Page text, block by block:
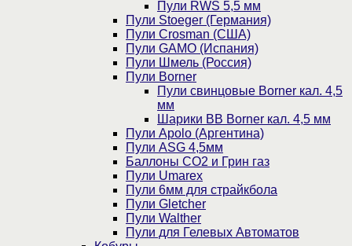
Пули RWS 5,5 мм
Пули Stoeger (Германия)
Пули Crosman (США)
Пули GAMO (Испания)
Пули Шмель (Россия)
Пули Borner
Пули свинцовые Borner кал. 4,5
мм
Шарики BB Borner кал. 4,5 мм
Пули Apolo (Аргентина)
Пули ASG 4,5мм
Баллоны CO2 и Грин газ
Пули Umarex
Пули 6мм для страйкбола
Пули Gletcher
Пули Walther
Пули для Гелевых Автоматов